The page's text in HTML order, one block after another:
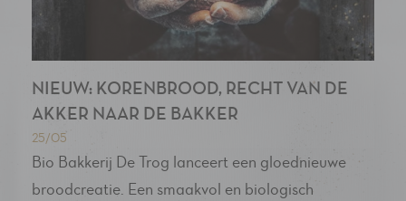
NIEUW: KORENBROOD, RECHT VAN DE
AKKER NAAR DE BAKKER
25/05
Bio Bakkerij De Trog lanceert een gloednieuwe
broodcreatie. Een smaakvol en biologisch